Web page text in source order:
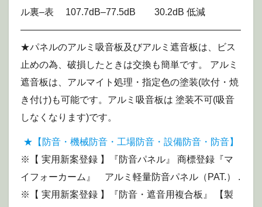
ル裏–表 107.7dB–77.5dB 30.2dB 低減
———————————————————————–
★パネルのアルミ吸音板及びアルミ遮音板は、ビス
止めの為、破損したときは交換も簡単です。 アルミ
遮音板は、アルマイト処理・指定色の塗装(吹付・焼
き付け)も可能です。アルミ吸音板は 塗装不可(吸音
しなくなります)です。
★【防音・機械防音・工場防音・設備防音・防音】
※【 実用新案登録 】『防音パネル』 商標登録『マ
イフォーカーム』 アルミ軽量防音パネル（PAT.） .
※【 実用新案登録 】『防音・遮音用複合板』 【製